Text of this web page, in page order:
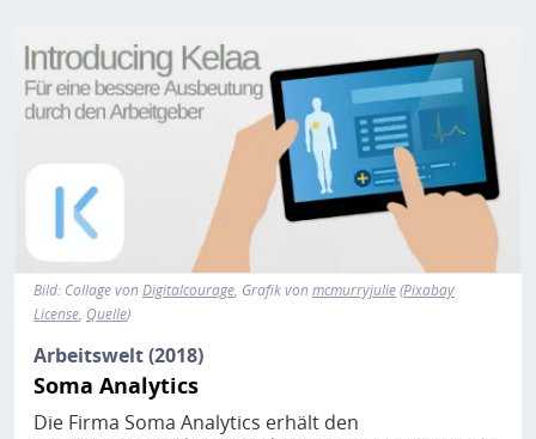
Bild: Collage von Digitalcourage, Grafik von mcmurryjulie(Pixabay
License, Quelle)
Arbeitswelt (2018)
Soma Analytics
Die Firma Soma Analytics erhält den